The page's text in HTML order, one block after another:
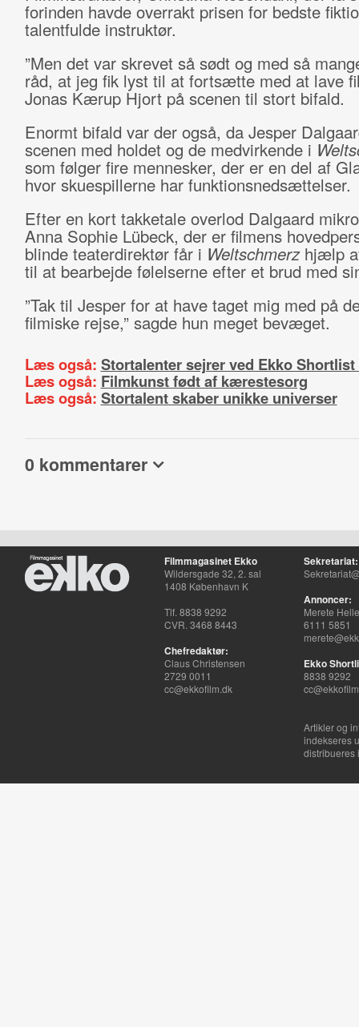
forinden havde overrakt prisen for bedste
talentfulde instruktør.
”Men det var skrevet så sødt og med så
råd, at jeg fik lyst til at fortsætte med at lave
Jonas Kærup Hjort på scenen til stort bifald.
Enormt bifald var der også, da Jesper
scenen med holdet og de medvirkende i
som følger fire mennesker, der er en del af
hvor skuespillerne har funktionsnedsættelser.
Efter en kort takketale overlod Dalgaard
Anna Sophie Lübeck, der er filmens
blinde teaterdirektør får i Weltschmerz hjælp
til at bearbejde følelserne efter et brud med
”Tak til Jesper for at have taget mig med på
filmiske rejse,” sagde hun meget bevæget.
Læs også: Stortalenter sejrer ved Ekko
Læs også: Filmkunst født af kærestesorg
Læs også: Stortalent skaber unikke universer
0 kommentarer
Filmmagasinet Ekko
Wildersgade 32, 2. sal
1408 København K
Tlf. 8838 9292
CVR. 3468 8443
Chefredaktør:
Claus Christensen
2729 0011
cc@ekkofilm.dk
Sekretariat:
Annoncer:
Merete
6111 5851
Ekko
8838 9292
Artikler og
indekseres
distribueres